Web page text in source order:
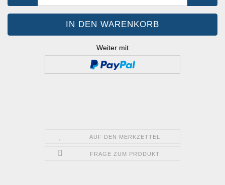
Weiter mit
AUF DEN MERKZETTEL
FRAGE ZUM PRODUKT